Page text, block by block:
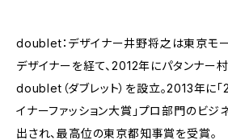
doublet：デザイナー井野将之は東京モ
デザイナーを経て、2012年にパタンナー
doublet（ダブレット）を設立。2013年
イナーファッション大賞」プロ部門のビ
出され、最高位の東京都知事賞を受賞。